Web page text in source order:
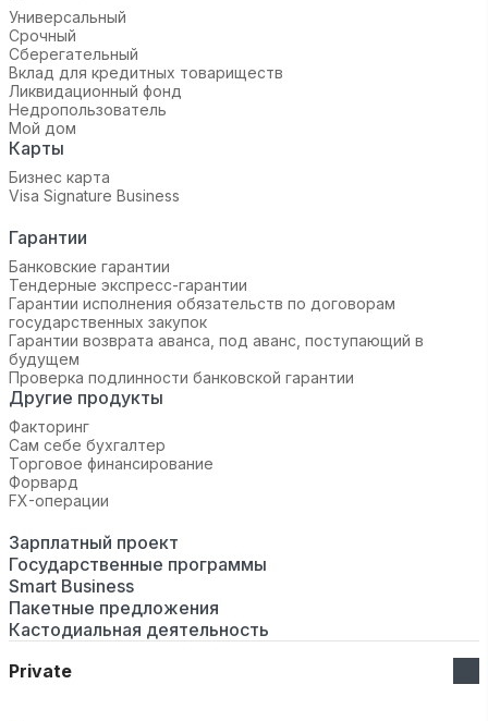
Универсальный
Срочный
Сберегательный
Вклад для кредитных товариществ
Ликвидационный фонд
Недропользователь
Мой дом
Карты
Бизнес карта
Visa Signature Business
Гарантии
Банковские гарантии
Тендерные экспресс-гарантии
Гарантии исполнения обязательств по договорам
государственных закупок
Гарантии возврата аванса, под аванс, поступающий в
будущем
Проверка подлинности банковской гарантии
Другие продукты
Факторинг
Сам себе бухгалтер
Торговое финансирование
Форвард
FX-операции
Зарплатный проект
Государственные программы
Smart Business
Пакетные предложения
Кастодиальная деятельность
Private